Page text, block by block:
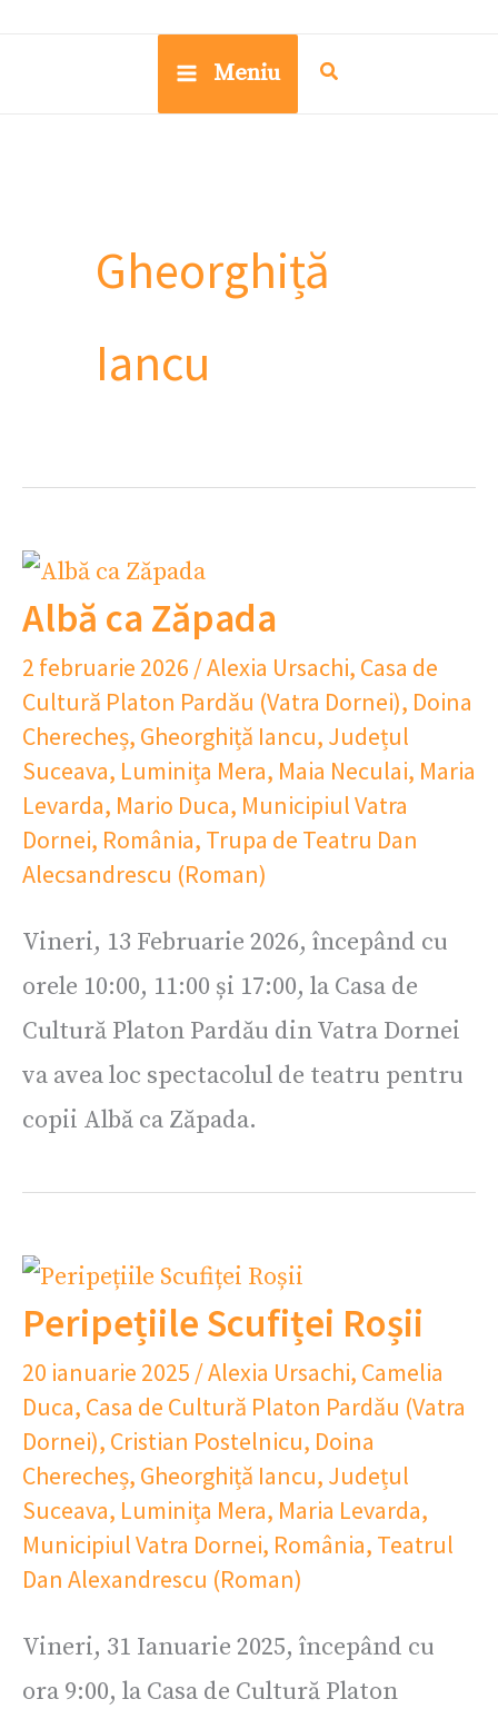
Meniu
Gheorghiță
Iancu
Albă ca Zăpada
2 februarie 2026 /Alexia Ursachi, Casa de
Cultură Platon Pardău (Vatra Dornei), Doina
Cherecheș, Gheorghiță Iancu, Județul
Suceava, Luminița Mera, Maia Neculai, Maria
Levarda, Mario Duca, Municipiul Vatra
Dornei, România, Trupa de Teatru Dan
Alecsandrescu (Roman)
Vineri, 13 Februarie 2026, începând cu
orele 10:00, 11:00 și 17:00, la Casa de
Cultură Platon Pardău din Vatra Dornei
va avea loc spectacolul de teatru pentru
copii Albă ca Zăpada.
Peripețiile Scufiței Roșii
20 ianuarie 2025 /Alexia Ursachi, Camelia
Duca, Casa de Cultură Platon Pardău (Vatra
Dornei), Cristian Postelnicu, Doina
Cherecheș, Gheorghiță Iancu, Județul
Suceava, Luminița Mera, Maria Levarda,
Municipiul Vatra Dornei, România, Teatrul
Dan Alexandrescu (Roman)
Vineri, 31 Ianuarie 2025, începând cu
ora 9:00, la Casa de Cultură Platon